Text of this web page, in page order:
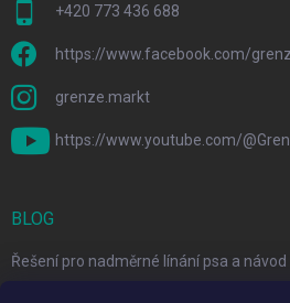
+420 773 436 688
https://www.facebook.com/
grenze.markt
https://www.youtube.com/
BLOG
Řešení pro nadměrné línání psa a